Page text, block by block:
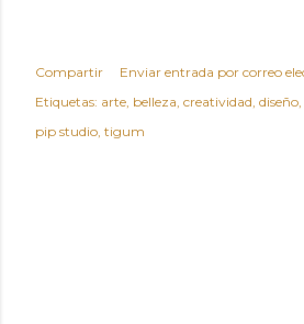
Compartir
Enviar entrada por correo
Etiquetas: arte belleza creatividad diseño
pip studio tigum